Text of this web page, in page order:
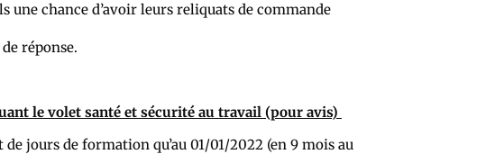
une chance d’avoir leurs reliquats de commande
réponse.
le volet santé et sécurité au travail (pour avis)
jours de formation qu’au 01/01/2022 (en 9 mois au